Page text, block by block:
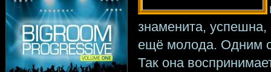
знаменита, успешна,
ещё молода. Одним
Так она